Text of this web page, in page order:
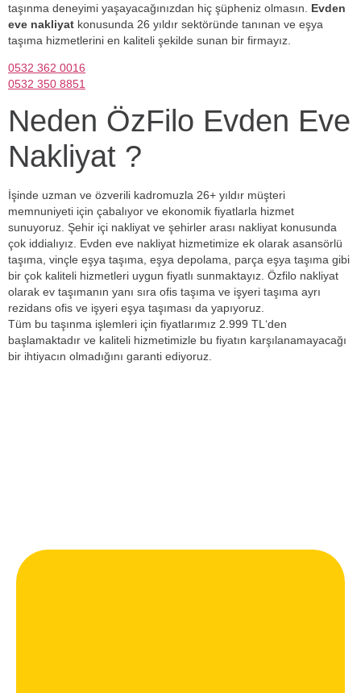
taşınma deneyimi yaşayacağınızdan hiç şüpheniz olmasın. Evden
eve nakliyat konusunda 26 yıldır sektöründe tanınan ve eşya
taşıma hizmetlerini en kaliteli şekilde sunan bir firmayız.
0532 362 0016
0532 350 8851
Neden ÖzFilo Evden Eve
Nakliyat ?
İşinde uzman ve özverili kadromuzla 26+ yıldır müşteri
memnuniyeti için çabalıyor ve ekonomik fiyatlarla hizmet
sunuyoruz. Şehir içi nakliyat ve şehirler arası nakliyat konusunda
çok iddialıyız. Evden eve nakliyat hizmetimize ek olarak asansörlü
taşıma, vinçle eşya taşıma, eşya depolama, parça eşya taşıma gibi
bir çok kaliteli hizmetleri uygun fiyatlı sunmaktayız. Özfilo nakliyat
olarak ev taşımanın yanı sıra ofis taşıma ve işyeri taşıma ayrı
rezidans ofis ve işyeri eşya taşıması da yapıyoruz.
Tüm bu taşınma işlemleri için fiyatlarımız 2.999 TL‘den
başlamaktadır ve kaliteli hizmetimizle bu fiyatın karşılanamayacağı
bir ihtiyacın olmadığını garanti ediyoruz.